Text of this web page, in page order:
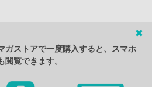
ガストアで一度購入すると、スマホ
覧できます。